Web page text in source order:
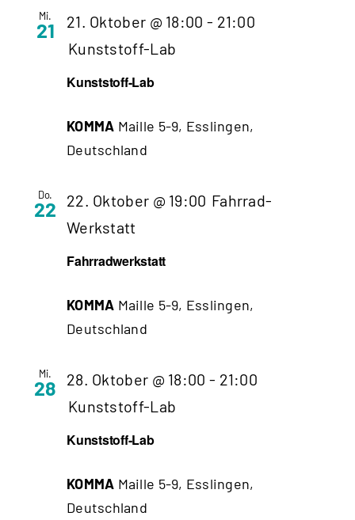
Mi.
21
Kunststoff-Lab
21. Oktober @ 18:00 - 21:00
Kunststoff-Lab
KOMMA Maille 5-9, Esslingen,
Deutschland
Do.
22
Fahrradwerkstatt
22. Oktober @ 19:00 Fahrrad-
Werkstatt
KOMMA Maille 5-9, Esslingen,
Deutschland
Mi.
28
Kunststoff-Lab
28. Oktober @ 18:00 - 21:00
Kunststoff-Lab
KOMMA Maille 5-9, Esslingen,
Deutschland